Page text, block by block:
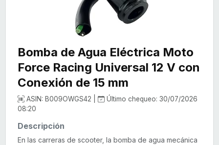
Bomba de Agua Eléctrica Moto
Force Racing Universal 12 V con
Conexión de 15 mm
ASIN: B009OWGS42 |
Último chequeo: 30/07/2026
08:20
Descripción
En las carreras de scooter, la bomba de agua mecánica